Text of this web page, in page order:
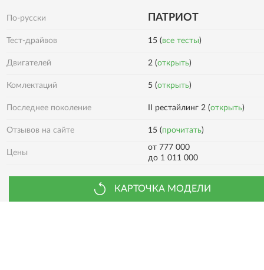
По-русски ПАТРИОТ
Тест-драйвов 15 (все тесты)
Двигателей 2 (открыть)
Комлектаций 5 (открыть)
Последнее поколение II рестайлинг 2 (открыть)
Отзывов на сайте 15 (прочитать)
Цены
от 777 000
до 1 011 000
КАРТОЧКА МОДЕЛИ